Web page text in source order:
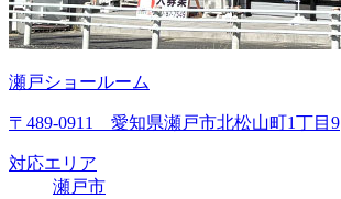
瀬戸ショールーム
〒489-0911 愛知県瀬戸市北松山町1丁目9
対応エリア
瀬戸市